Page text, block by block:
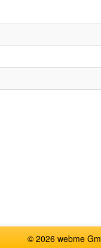
© 2026 webme